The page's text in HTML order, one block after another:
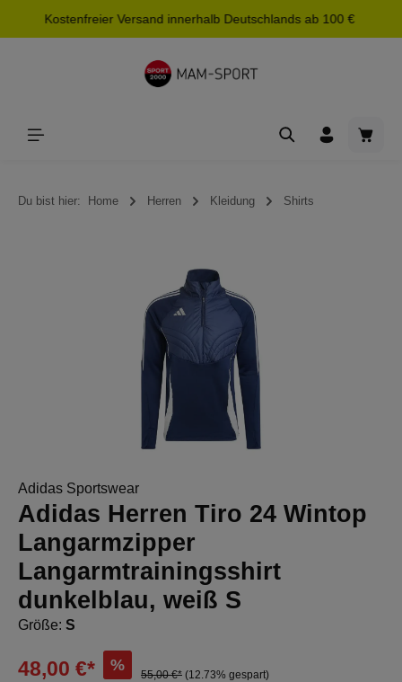
springen
Kostenfreier Versand innerhalb Deutschlands ab 100 €
Du bist hier: Home Herren Kleidung Shirts
Adidas Sportswear
Adidas Herren Tiro 24 Wintop
Langarmzipper
Langarmtrainingsshirt
dunkelblau, weiß S
Größe: S
48,00 €* %
55,00 €* (12.73% gespart)